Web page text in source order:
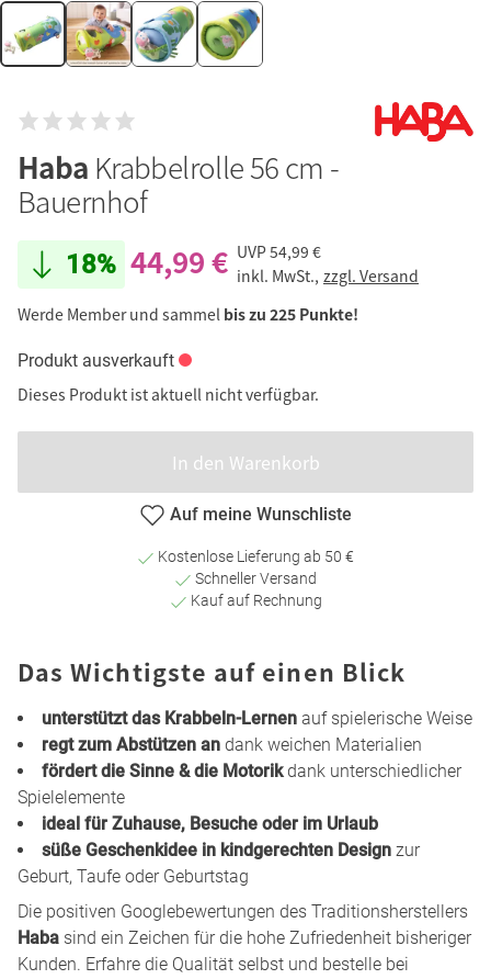
Haba Krabbelrolle 56 cm -
Bauernhof
18% 44,99 € UVP54,99 €
inkl. MwSt., zzgl. Versand
Werde Member und sammel bis zu 225 Punkte!
Produkt ausverkauft
Dieses Produkt ist aktuell nicht verfügbar.
In den Warenkorb
Auf meine Wunschliste
Kostenlose Lieferung ab 50 €
Schneller Versand
Kauf auf Rechnung
Das Wichtigste auf einen Blick
unterstützt das Krabbeln-Lernen auf spielerische Weise
regt zum Abstützen an dank weichen Materialien
fördert die Sinne & die Motorikdank unterschiedlicher
Spielelemente
ideal für Zuhause, Besuche oder im Urlaub
süße Geschenkidee in kindgerechten Design zur
Geburt, Taufe oder Geburtstag
Die positiven Googlebewertungen des Traditionsherstellers
Haba sind ein Zeichen für die hohe Zufriedenheit bisheriger
Kunden. Erfahre die Qualität selbst und bestelle bei